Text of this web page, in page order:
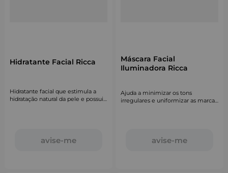
Hidratante Facial Ricca
Hidratante facial que estimula a
hidratação natural da pele e possui
avise-me
Máscara Facial
Iluminadora Ricca
Ajuda a minimizar os tons
irregulares e uniformizar as marcas
avise-me